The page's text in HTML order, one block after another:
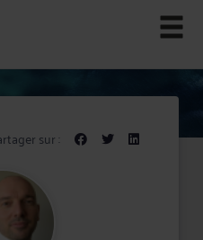
sur :